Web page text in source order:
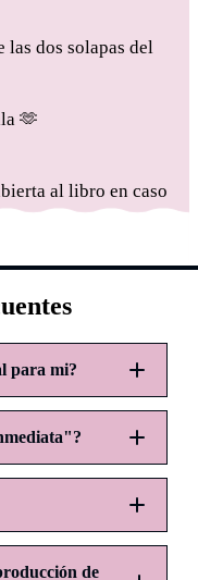
las dos solapas del
🫶
al libro en caso
para mi?
de